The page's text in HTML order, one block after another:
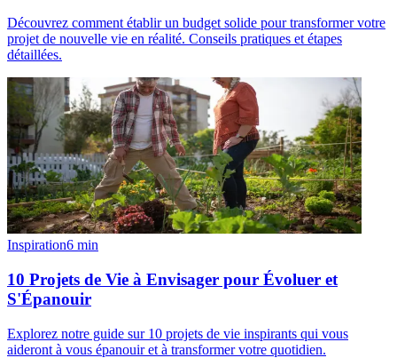
Découvrez comment établir un budget solide pour transformer votre
projet de nouvelle vie en réalité. Conseils pratiques et étapes
détaillées.
Inspiration6 min
10 Projets de Vie à Envisager pour Évoluer et
S'Épanouir
Explorez notre guide sur 10 projets de vie inspirants qui vous
aideront à vous épanouir et à transformer votre quotidien.